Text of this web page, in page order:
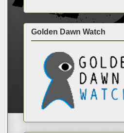
Golden Dawn Watch